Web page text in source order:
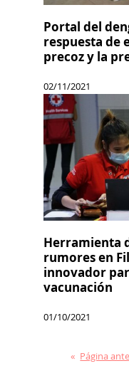
Portal del
respuesta de
precoz y la
02/11/2021
Herramienta
rumores en
innovador
vacunación
01/10/2021
« Página